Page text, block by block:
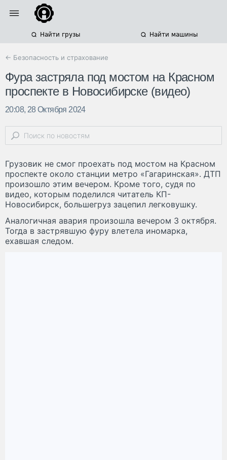
Найти грузы Найти машины
← Безопасность и страхование
Фура застряла под мостом на Красном
проспекте в Новосибирске (видео)
20:08, 28 Октября 2024
Грузовик не смог проехать под мостом на Красном
проспекте около станции метро «Гагаринская». ДТП
произошло этим вечером. Кроме того, судя по
видео, которым поделился читатель КП-
Новосибирск, большегруз зацепил легковушку.
Аналогичная авария произошла вечером 3 октября.
Тогда в застрявшую фуру влетела иномарка,
ехавшая следом.